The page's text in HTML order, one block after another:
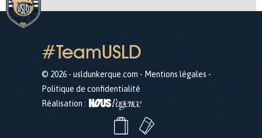
#TeamUSLD
© 2026 - usldunkerque.com - Mentions légales -
Politique de confidentialité
Réalisation :